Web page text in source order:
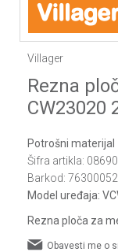
Villager
Rezna
CW23020
Potrošni materijal
Šifra artikla:
Barkod:
Model uređaja:
Rezna ploča za
Obavesti me o